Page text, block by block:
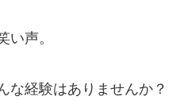
声。
経験はありませんか？